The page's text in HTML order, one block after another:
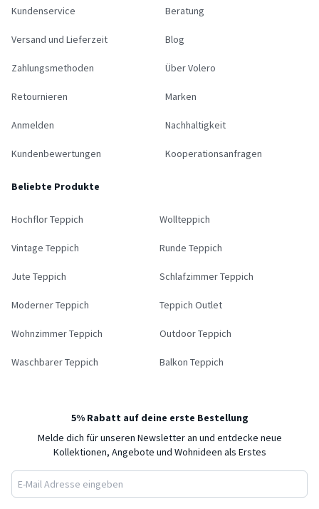
Kundenservice
Versand und Lieferzeit
Zahlungsmethoden
Retournieren
Anmelden
Kundenbewertungen
Beratung
Blog
Über Volero
Marken
Nachhaltigkeit
Kooperationsanfragen
Beliebte Produkte
Hochflor Teppich Wollteppich
Vintage Teppich Runde Teppich
Jute Teppich Schlafzimmer Teppich
Moderner Teppich Teppich Outlet
Wohnzimmer Teppich Outdoor Teppich
Waschbarer Teppich Balkon Teppich
5% Rabatt auf deine erste Bestellung
Melde dich für unseren Newsletter an und entdecke neue
Kollektionen, Angebote und Wohnideen als Erstes